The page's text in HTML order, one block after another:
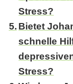
Stress?
Bietet
schnelle
Stress?